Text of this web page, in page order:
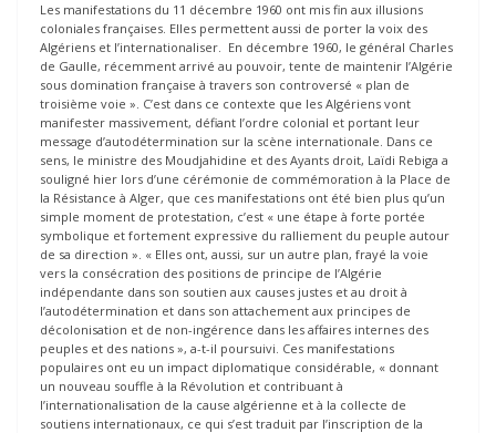
Les manifestations du 11 décembre 1960 ont mis fin aux illusions
coloniales françaises. Elles permettent aussi de porter la voix des
Algériens et l’internationaliser. En décembre 1960, le général Charles
de Gaulle, récemment arrivé au pouvoir, tente de maintenir l’Algérie
sous domination française à travers son controversé « plan de
troisième voie ». C’est dans ce contexte que les Algériens vont
manifester massivement, défiant l’ordre colonial et portant leur
message d’autodétermination sur la scène internationale. Dans ce
sens, le ministre des Moudjahidine et des Ayants droit, Laïdi Rebiga a
souligné hier lors d’une cérémonie de commémoration à la Place de
la Résistance à Alger, que ces manifestations ont été bien plus qu’un
simple moment de protestation, c’est « une étape à forte portée
symbolique et fortement expressive du ralliement du peuple autour
de sa direction ». « Elles ont, aussi, sur un autre plan, frayé la voie
vers la consécration des positions de principe de l’Algérie
indépendante dans son soutien aux causes justes et au droit à
l’autodétermination et dans son attachement aux principes de
décolonisation et de non-ingérence dans les affaires internes des
peuples et des nations », a-t-il poursuivi. Ces manifestations
populaires ont eu un impact diplomatique considérable, « donnant
un nouveau souffle à la Révolution et contribuant à
l’internationalisation de la cause algérienne et à la collecte de
soutiens internationaux, ce qui s’est traduit par l’inscription de la